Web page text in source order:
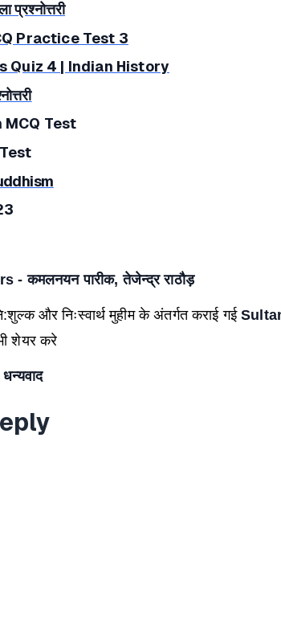
प्रश्नोत्तरी
Practice Test 3
Quiz 4 | Indian History
MCQ Test
कमलनयन पारीक, तेजेन्द्र राठौड़
और निःस्वार्थ मुहीम के अंतर्गत कराई गई
शेयर करे